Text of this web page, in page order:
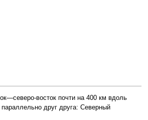
восток почти на 400 км вдоль
друг друга: Северный